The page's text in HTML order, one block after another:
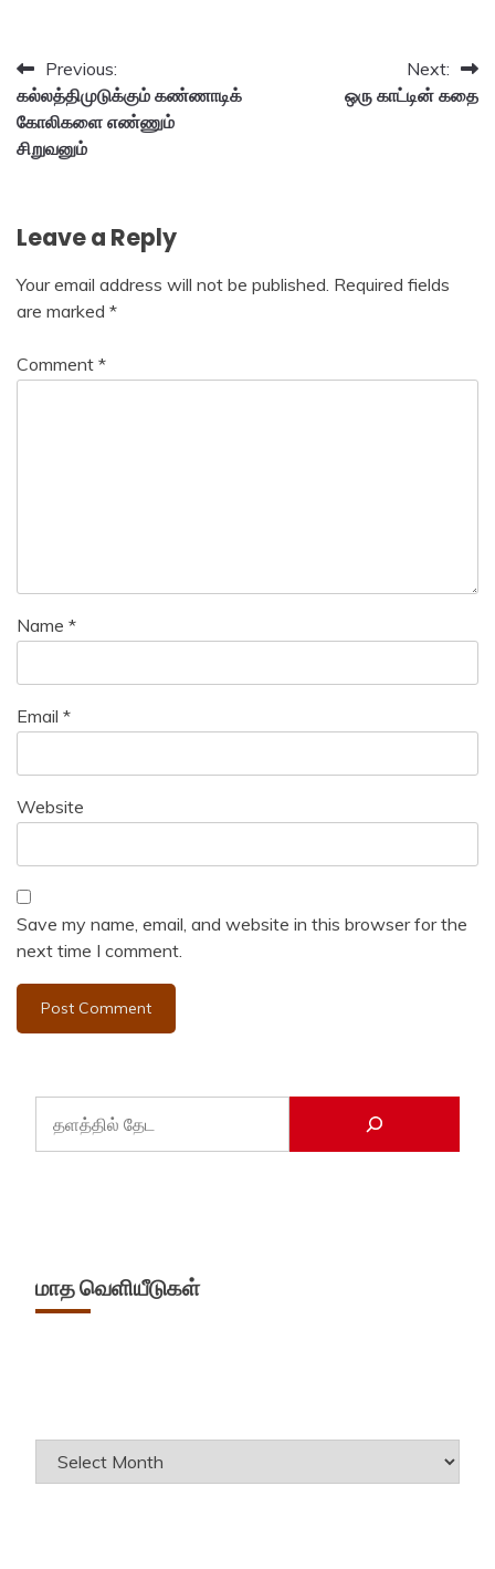
Post
navigation
Previous:
கல்லத்திமுடுக்கும் கண்ணாடிக்
கோலிகளை எண்ணும்
சிறுவனும்
Next:
ஒரு காட்டின் கதை
Leave a Reply
Your email address will not be published. Required fields
are marked *
Comment *
Name *
Email *
Website
Save my name, email, and website in this browser for the
next time I comment.
மாத வெளியீடுகள்
Archives